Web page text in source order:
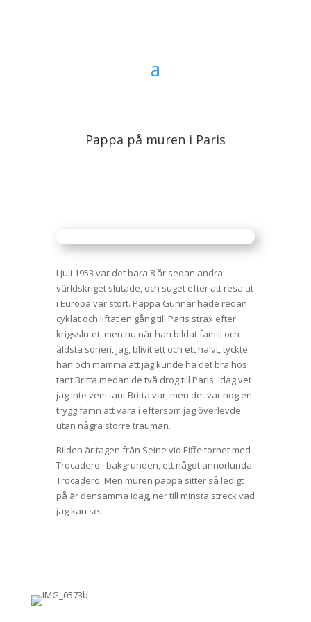
Pappa på muren i Paris
I juli 1953 var det bara 8 år sedan andra
världskriget slutade, och suget efter att resa ut
i Europa var stort. Pappa Gunnar hade redan
cyklat och liftat en gång till Paris strax efter
krigsslutet, men nu när han bildat familj och
äldsta sonen, jag, blivit ett och ett halvt, tyckte
han och mamma att jag kunde ha det bra hos
tant Britta medan de två drog till Paris. Idag vet
jag inte vem tant Britta var, men det var nog en
trygg famn att vara i eftersom jag överlevde
utan några större trauman.
Bilden är tagen från Seine vid Eiffeltornet med
Trocadero i bakgrunden, ett något annorlunda
Trocadero. Men muren pappa sitter så ledigt
på är densamma idag, ner till minsta streck vad
jag kan se.